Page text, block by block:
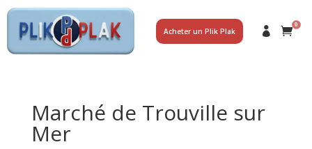
Acheter un Plik Plak
0
Marché de Trouville sur
Mer